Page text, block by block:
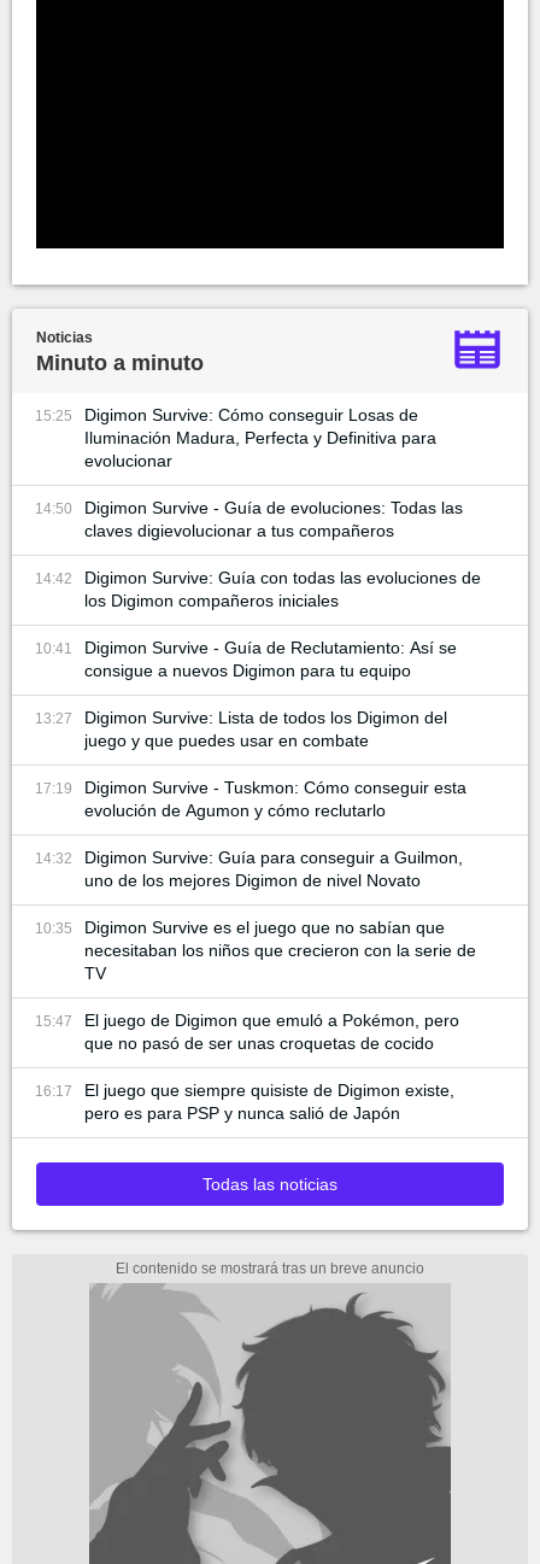
Noticias
Minuto a minuto
15:25
Digimon Survive: Cómo conseguir Losas de
Iluminación Madura, Perfecta y Definitiva para
evolucionar
14:50
Digimon Survive - Guía de evoluciones: Todas las
claves digievolucionar a tus compañeros
14:42
Digimon Survive: Guía con todas las evoluciones de
los Digimon compañeros iniciales
10:41
Digimon Survive - Guía de Reclutamiento: Así se
consigue a nuevos Digimon para tu equipo
13:27
Digimon Survive: Lista de todos los Digimon del
juego y que puedes usar en combate
17:19
Digimon Survive - Tuskmon: Cómo conseguir esta
evolución de Agumon y cómo reclutarlo
14:32
Digimon Survive: Guía para conseguir a Guilmon,
uno de los mejores Digimon de nivel Novato
10:35
Digimon Survive es el juego que no sabían que
necesitaban los niños que crecieron con la serie de
TV
15:47
El juego de Digimon que emuló a Pokémon, pero
que no pasó de ser unas croquetas de cocido
16:17
El juego que siempre quisiste de Digimon existe,
pero es para PSP y nunca salió de Japón
Todas las noticias